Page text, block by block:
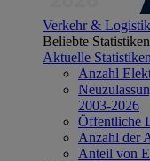
Verkehr & Logistik
Beliebte Statistiken
Aktuelle Statistiken
Anzahl
2003-2026
Öffentliche
Anzahl der
Anteil von